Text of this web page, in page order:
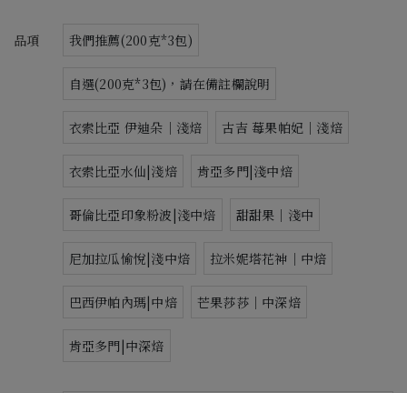
品項 我們推薦(200克*3包)
自選(200克*3包)，請在備註欄說明
衣索比亞 伊迪朵｜淺焙 古吉 莓果帕妃｜淺焙
衣索比亞水仙|淺焙 肯亞多門|淺中焙
哥倫比亞印象粉波|淺中焙 甜甜果｜淺中
尼加拉瓜愉悅|淺中焙 拉米妮塔花神｜中焙
巴西伊帕內瑪|中焙 芒果莎莎｜中深焙
肯亞多門|中深焙